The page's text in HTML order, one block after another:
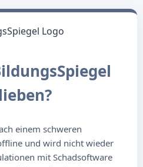
einem schweren
und wird nicht wieder
mit Schadsoftware